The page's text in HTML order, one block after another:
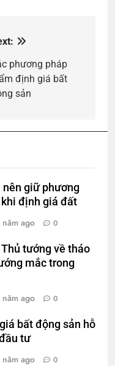
phương pháp
định giá bất
sản
nên giữ phương
định giá đất
năm ago 0
tướng về tháo
mắc trong
năm ago 0
bất động sản hỗ
tư
năm ago 0